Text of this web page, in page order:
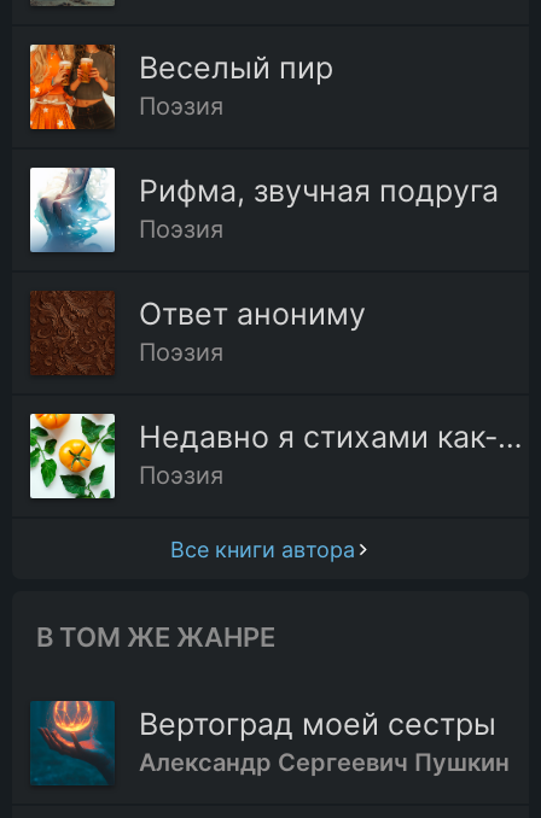
Веселый пир
Поэзия
Рифма, звучная подруга
Поэзия
Ответ анониму
Поэзия
Недавно я стихами как-то свистнул
Поэзия
Все книги автора
В ТОМ ЖЕ ЖАНРЕ
Вертоград моей сестры
Александр Сергеевич Пушкин